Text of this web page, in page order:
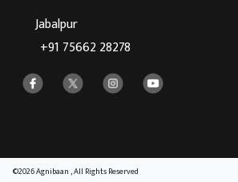
Jabalpur
+91 75662 28278
©2026 Agnibaan , All Rights Reserved